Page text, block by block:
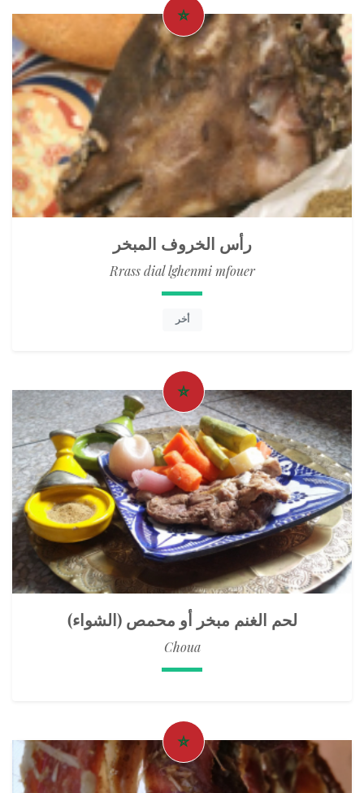
رأس الخروف المبخر
Rrass dial lghenmi mfouer
أخر
لحم الغنم مبخر أو محمص (الشواء)
Choua